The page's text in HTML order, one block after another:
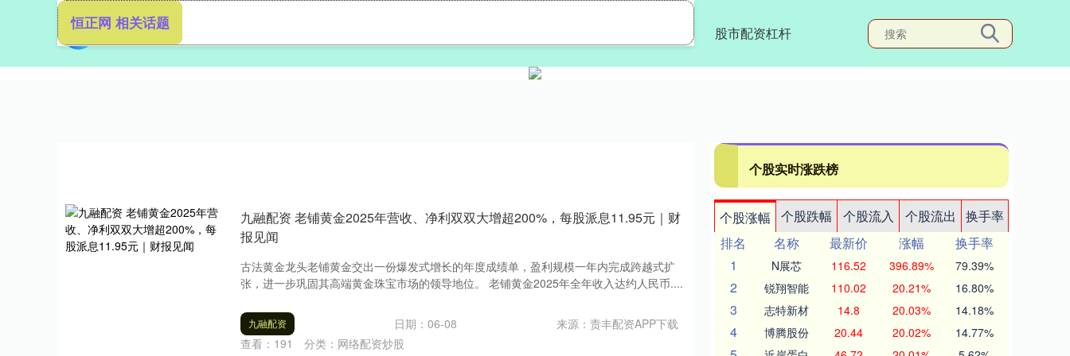
股市配资杠杆
恒正网 相关话题
九融配资 老铺黄金2025年营收、净利双双大增超200%，每股派息11.95元｜财
报见闻
古法黄金龙头老铺黄金交出一份爆发式增长的年度成绩单，盈利规模一年内完成跨越式扩
张，进一步巩固其高端黄金珠宝市场的领导地位。 老铺黄金2025年全年收入达约人民币....
九融配资 日期：06-08
来源：责丰配资APP下载
查看： 191 分类： 网络配资炒股
个股实时涨跌榜
个股涨幅 个股跌幅 个股流入 个股流出
换手率
排名
名称 最新价 涨幅
换手率
1
N展芯 116.52 396.89% 79.39%
2 锐翔智能 110.02 20.21% 16.80%
3 志特新材 14.8 20.03% 14.18%
4 博腾股份 20.44 20.02% 14.77%